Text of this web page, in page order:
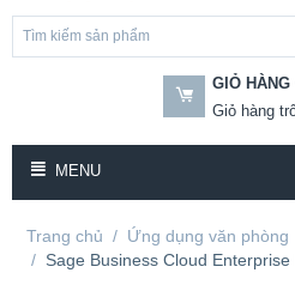
GIỎ HÀNG
Giỏ hàng
MENU
Trang chủ / Ứng dụng văn phòng
/ Sage Business Cloud